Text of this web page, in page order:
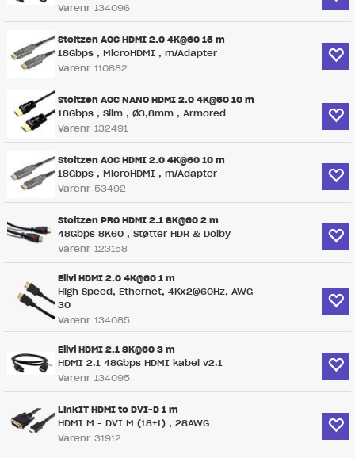
Varenr 134096
Stoltzen AOC HDMI 2.0 4K@60 15 m
18Gbps , MicroHDMI , m/Adapter
Varenr 110882
Stoltzen AOC NANO HDMI 2.0 4K@60 10 m
18Gbps , Slim , Ø3,8mm , Armored
Varenr 132491
Stoltzen AOC HDMI 2.0 4K@60 10 m
18Gbps , MicroHDMI , m/Adapter
Varenr 53492
Stoltzen PRO HDMI 2.1 8K@60 2 m
48Gbps 8K60 , Støtter HDR & Dolby
Varenr 123158
Elivi HDMI 2.0 4K@60 1 m
High Speed, Ethernet, 4Kx2@60Hz, AWG
30
Varenr 134085
Elivi HDMI 2.1 8K@60 3 m
HDMI 2.1 48Gbps HDMI kabel v2.1
Varenr 134095
LinkIT HDMI to DVI-D 1 m
HDMI M - DVI M (18+1) , 28AWG
Varenr 31912